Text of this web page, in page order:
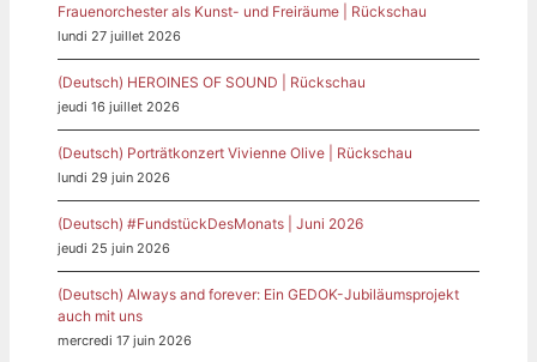
Frauenorchester als Kunst- und Freiräume | Rückschau
lundi 27 juillet 2026
(Deutsch) HEROINES OF SOUND | Rückschau
jeudi 16 juillet 2026
(Deutsch) Porträtkonzert Vivienne Olive | Rückschau
lundi 29 juin 2026
(Deutsch) #FundstückDesMonats | Juni 2026
jeudi 25 juin 2026
(Deutsch) Always and forever: Ein GEDOK-Jubiläumsprojekt
auch mit uns
mercredi 17 juin 2026